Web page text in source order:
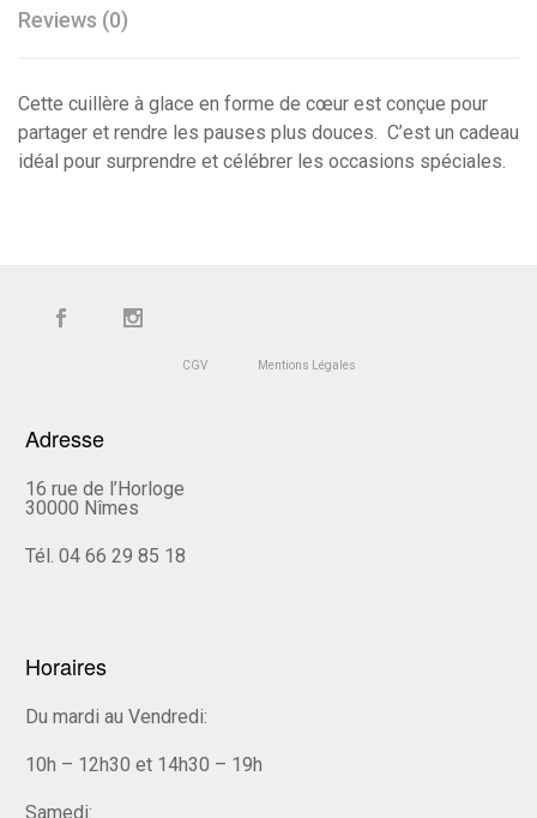
Reviews (0)
Cette cuillère à glace en forme de cœur est conçue pour
partager et rendre les pauses plus douces. C’est un cadeau
idéal pour surprendre et célébrer les occasions spéciales.
CGV Mentions Légales
Adresse
16 rue de l’Horloge
30000 Nîmes
Tél. 04 66 29 85 18
Horaires
Du mardi au Vendredi:
10h – 12h30 et 14h30 – 19h
Samedi: